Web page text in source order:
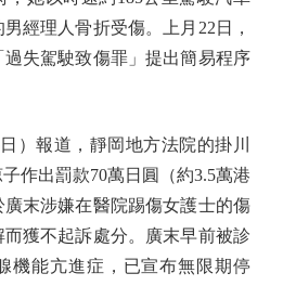
經理人骨折受傷。上月22日，
失駕駛致傷罪」提出簡易程序
報道，靜岡地方法院的掛川
作出罰款70萬日圓（約3.5萬港
末涉嫌在醫院踢傷女護士的傷
而獲不起訴處分。廣末早前被診
機能亢進症，已宣布無限期停